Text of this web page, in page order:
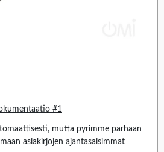
#1
mutta pyrimme parhaan
asiakirjojen ajantasaisimmat